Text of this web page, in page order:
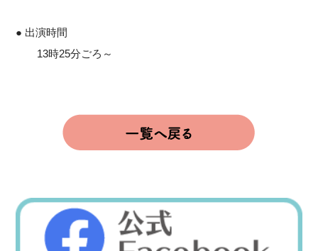
● 出演時間
13時25分ごろ～